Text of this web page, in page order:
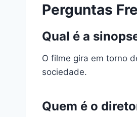
Perguntas
Qual é a
O filme gira em torno
sociedade.
Quem é o